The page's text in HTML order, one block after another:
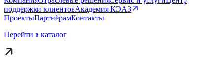
поддержки клиентовАкадемия КЭАЗ
ПроектыПартнёрамКонтакты
Перейти в каталог